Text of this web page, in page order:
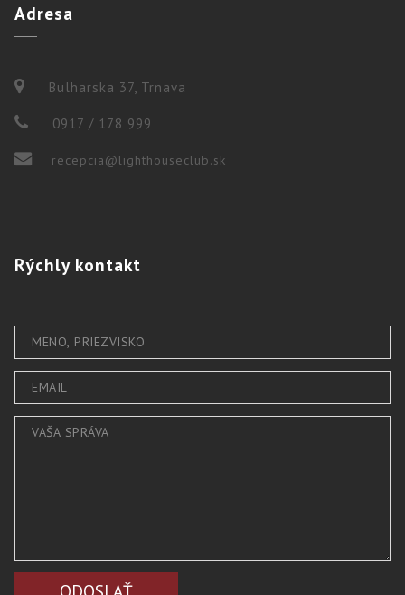
Adresa
Bulharska 37, Trnava
0917 / 178 999
recepcia@lighthouseclub.sk
Rýchlykontakt